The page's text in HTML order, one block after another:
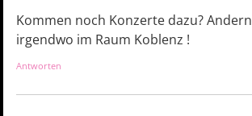
Kommen noch Konzerte dazu?
irgendwo im Raum Koblenz !
Antworten